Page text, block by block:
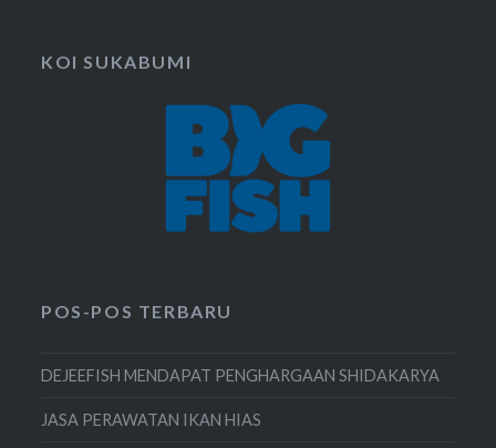
KOI SUKABUMI
POS-POS TERBARU
DEJEEFISH MENDAPAT PENGHARGAAN SHIDAKARYA
JASA PERAWATAN IKAN HIAS